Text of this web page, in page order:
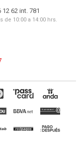
62 int. 781
de 10:00 a 14:00 hrs.